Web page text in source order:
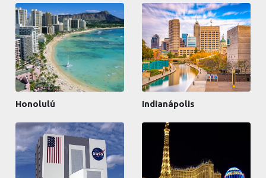
Honolulú Indianápolis